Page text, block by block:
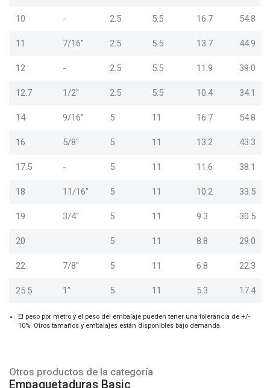
10 - 2.5 5.5 16.7 54.8
11 7/16" 2.5 5.5 13.7 44.9
12 - 2.5 5.5 11.9 39.0
12.7 1/2" 2.5 5.5 10.4 34.1
14 9/16" 5 11 16.7 54.8
16 5/8" 5 11 13.2 43.3
17.5 - 5 11 11.6 38.1
18 11/16" 5 11 10.2 33.5
19 3/4" 5 11 9.3 30.5
20 5 11 8.8 29.0
22 7/8" 5 11 6.8 22.3
25.5 1" 5 11 5.3 17.4
El peso por metro y el peso del embalaje pueden tener una tolerancia de +/-
10%. Otros tamaños y embalajes están disponibles bajo demanda.
Otros productos de la categoría
Empaquetaduras Basic